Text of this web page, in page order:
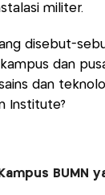
militer.
disebut-
dan
dan
Institute?
BUMN